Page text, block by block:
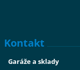
Kontakt
Garáže a sklady